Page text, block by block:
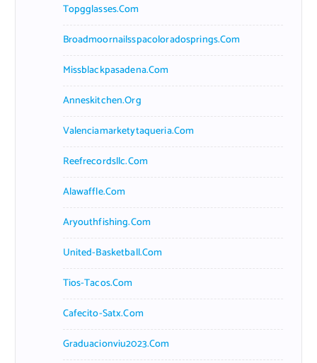
Topgglasses.com
Broadmoornailsspacoloradosprings.com
Missblackpasadena.com
Anneskitchen.org
Valenciamarketytaqueria.com
Reefrecordsllc.com
Alawaffle.com
Aryouthfishing.com
United-Basketball.com
Tios-Tacos.com
Cafecito-Satx.com
Graduacionviu2023.com